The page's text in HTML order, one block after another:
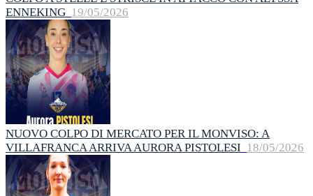
ENNEKING 19/05/2026
NUOVO COLPO DI MERCATO PER IL MONVISO: A
VILLAFRANCA ARRIVA AURORA PISTOLESI 18/05/2026